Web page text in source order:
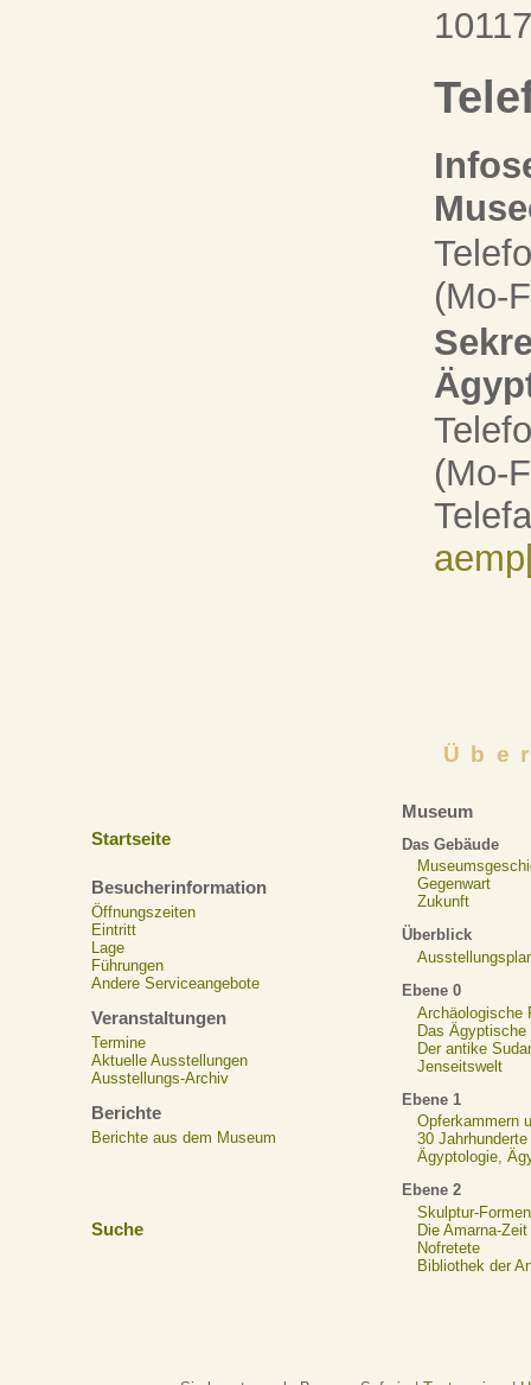
(Mo-
(Mo-
Startseite
Besucherinformation
Öffnungszeiten
Eintritt
Lage
Führungen
Andere Serviceangebote
Veranstaltungen
Termine
Aktuelle Ausstellungen
Ausstellungs-Archiv
Berichte
Berichte aus dem Museum
Suche
Museum
Das Gebäude
Gegenwart
Zukunft
Überblick
Ebene 0
Archäologische
Das Ägyptische
Der antike
Jenseitswelt
Ebene 1
Opferkammern
30
Ägyptologie,
Ebene 2
Skulptur-Formen
Die Amarna-Zeit
Nofretete
Bibliothek der